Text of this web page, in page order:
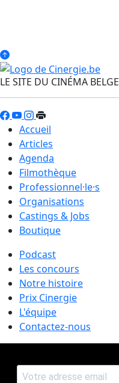
LE SITE DU CINÉMA BELGE
Accueil
Articles
Agenda
Filmothèque
Professionnel·le·s
Organisations
Castings & Jobs
Boutique
Podcast
Les concours
Notre histoire
Prix Cinergie
L'équipe
Contactez-nous